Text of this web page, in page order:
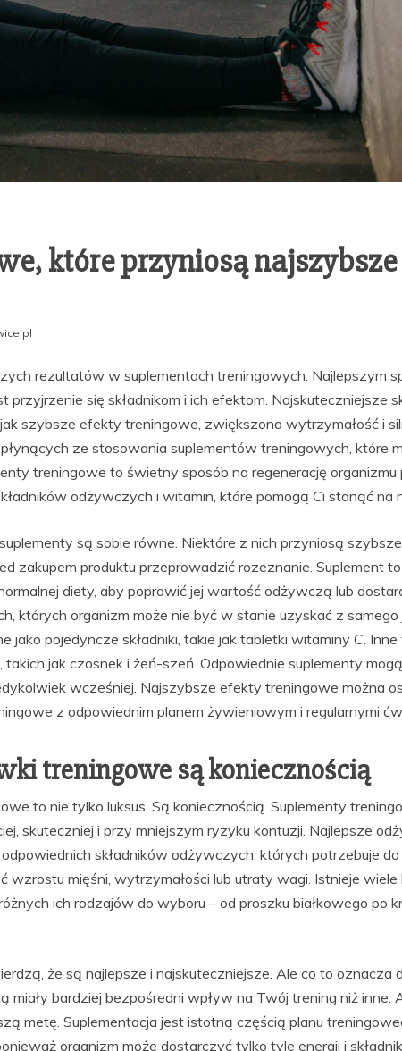
które przyniosą najszybsze
rezultatów w suplementach treningowych. Najlepszym
się składnikom i ich efektom. Najskuteczniejsze
szybsze efekty treningowe, zwiększona wytrzymałość i
ze stosowania suplementów treningowych, które
treningowe to świetny sposób na regenerację organizmu
odżywczych i witamin, które pomogą Ci stanąć na
są sobie równe. Niektóre z nich przyniosą
zakupem produktu przeprowadzić rozeznanie. Suplement
diety, aby poprawić jej wartość odżywczą lub
których organizm może nie być w stanie uzyskać z samego
jako pojedyncze składniki, takie jak tabletki witaminy C. Inne
takich jak czosnek i żeń-szeń. Odpowiednie suplementy
wcześniej. Najszybsze efekty treningowe można
z odpowiednim planem żywieniowym i regularnymi
treningowe są koniecznością
to nie tylko luksus. Są koniecznością. Suplementy
skuteczniej i przy mniejszym ryzyku kontuzji. Najlepsze
składników odżywczych, których potrzebuje do
wzrostu mięśni, wytrzymałości lub utraty wagi. Istnieje wiele
ich rodzajów do wyboru – od proszku białkowego po
że są najlepsze i najskuteczniejsze. Ale co to oznacza
miały bardziej bezpośredni wpływ na Twój trening niż inne.
metę. Suplementacja jest istotną częścią planu
organizm może dostarczyć tylko tyle energii i